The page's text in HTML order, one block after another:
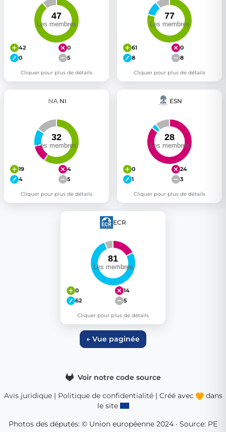
42
0
0
5
Cliquer pour plus de détails
61
0
8
8
Cliquer pour plus de détails
NI
19
4
4
5
Cliquer pour plus de détails
ESN
0
24
1
3
Cliquer pour plus de détails
ECR
0
14
62
5
Cliquer pour plus de détails
← Vue paginée
Voir notre code source
Avis juridique| Politique de confidentialité| Créé avec
dans
le site
Photos des députés: © Union européenne 2024 · Source: PE